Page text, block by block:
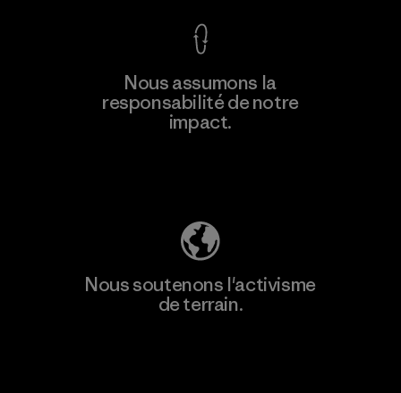
Nous assumons la
responsabilité de notre
impact.
Nous soutenons l'activisme
de terrain.